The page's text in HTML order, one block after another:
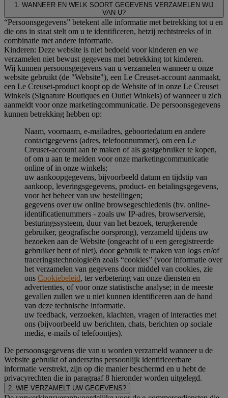
1. WANNEER EN WELK SOORT GEGEVENS VERZAMELEN WIJ
VAN U?
“Persoonsgegevens” betekent alle informatie met betrekking tot u en
die ons in staat stelt om u te identificeren, hetzij rechtstreeks of in
combinatie met andere informatie.
Kinderen: Deze website is niet bedoeld voor kinderen en we
verzamelen niet bewust gegevens met betrekking tot kinderen.
Wij kunnen persoonsgegevens van u verzamelen wanneer u onze
website gebruikt (de "Website"), een Le Creuset-account aanmaakt,
een Le Creuset-product koopt op de Website of in onze Le Creuset
Winkels (Signature Boutiques en Outlet Winkels) of wanneer u zich
aanmeldt voor onze marketingcommunicatie. De persoonsgegevens
kunnen betrekking hebben op:
Naam, voornaam, e-mailadres, geboortedatum en andere
contactgegevens (adres, telefoonnummer), om een Le
Creuset-account aan te maken of als gastgebruiker te kopen,
of om u aan te melden voor onze marketingcommunicatie
online of in onze winkels;
uw aankoopgegevens, bijvoorbeeld datum en tijdstip van
aankoop, leveringsgegevens, product- en betalingsgegevens,
voor het beheer van uw bestellingen;
gegevens over uw online browsegeschiedenis (bv. online-
identificatienummers - zoals uw IP-adres, browserversie,
besturingssysteem, duur van het bezoek, terugkerende
gebruiker, geografische oorsprong), verzameld tijdens uw
bezoeken aan de Website (ongeacht of u een geregistreerde
gebruiker bent of niet), door gebruik te maken van logs en/of
traceringstechnologieën zoals “cookies” (voor informatie over
het verzamelen van gegevens door middel van cookies, zie
ons Cookiebeleid, ter verbetering van onze diensten en
advertenties, of voor onze statistische analyse; in de meeste
gevallen zullen we u niet kunnen identificeren aan de hand
van deze technische informatie.
uw feedback, verzoeken, klachten, vragen of interacties met
ons (bijvoorbeeld uw berichten, chats, berichten op sociale
media, e-mails of telefoontjes).
De persoonsgegevens die van u worden verzameld wanneer u de
Website gebruikt of anderszins persoonlijk identificeerbare
informatie verstrekt, zijn op die manier beschermd en u hebt de
privacyrechten die in paragraaf 8 hieronder worden uitgelegd.
2. WIE VERZAMELT UW GEGEVENS?